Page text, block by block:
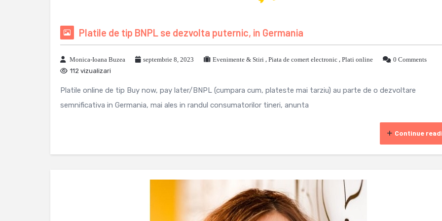
Platile de tip BNPL se dezvolta puternic, in Germania
Monica-Ioana Buzea septembrie 8, 2023 Evenimente & Stiri , Piata de comert electronic , Plati online
0 Comments
112 vizualizari
Platile online de tip Buy now, pay later/BNPL (cumpara cum, plateste mai tarziu) au parte de o dezvoltare
semnificativa in Germania, mai ales in randul consumatorilor tineri, anunta
Continue